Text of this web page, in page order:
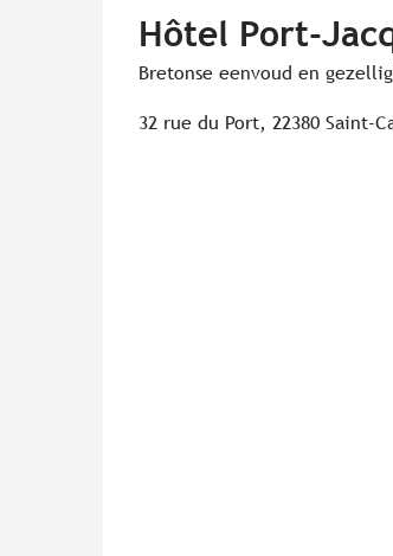
Hôtel Port-
Bretonse eenvoud en
32 rue du Port, 22380 Saint-